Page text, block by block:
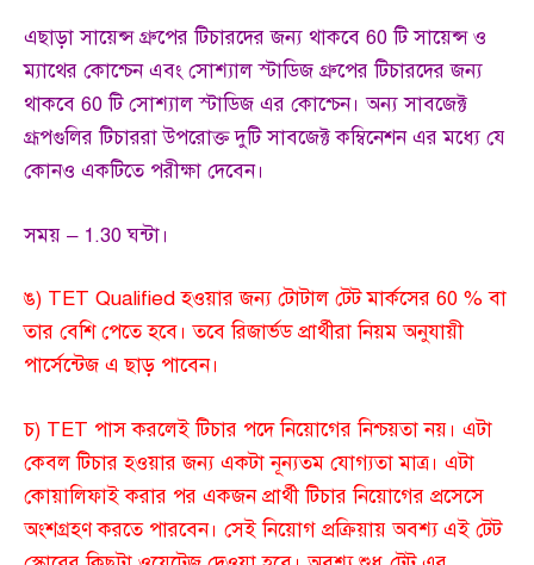
এছাড়া সায়েন্স গ্রুপের টিচারদের জন্য থাকবে 60 টি সায়েন্স ও
ম্যাথের কোশ্চেন এবং সোশ্যাল স্টাডিজ গ্রুপের টিচারদের জন্য
থাকবে 60 টি সোশ্যাল স্টাডিজ এর কোশ্চেন। অন্য সাবজেক্ট
গ্রূপগুলির টিচাররা উপরোক্ত দুটি সাবজেক্ট কম্বিনেশন এর মধ্যে যে
কোনও একটিতে পরীক্ষা দেবেন।
সময় – 1.30 ঘন্টা।
ঙ) TET Qualified হওয়ার জন্য টোটাল টেট মার্কসের 60 % বা
তার বেশি পেতে হবে। তবে রিজার্ভড প্রার্থীরা নিয়ম অনুযায়ী
পার্সেন্টেজ এ ছাড় পাবেন।
চ) TET পাস করলেই টিচার পদে নিয়োগের নিশ্চয়তা নয়। এটা
কেবল টিচার হওয়ার জন্য একটা নূন্যতম যোগ্যতা মাত্র। এটা
কোয়ালিফাই করার পর একজন প্রার্থী টিচার নিয়োগের প্রসেসে
অংশগ্রহণ করতে পারবেন। সেই নিয়োগ প্রক্রিয়ায় অবশ্য এই টেট